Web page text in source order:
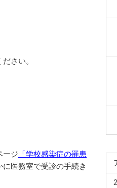
さい。
ージ 「学校感染症の罹患
医務室で受診の手続き